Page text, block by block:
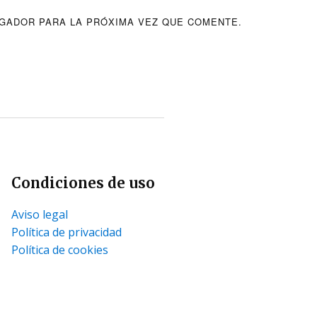
PARA LA PRÓXIMA VEZ QUE COMENTE.
Condiciones de uso
Aviso legal
Política de privacidad
Política de cookies